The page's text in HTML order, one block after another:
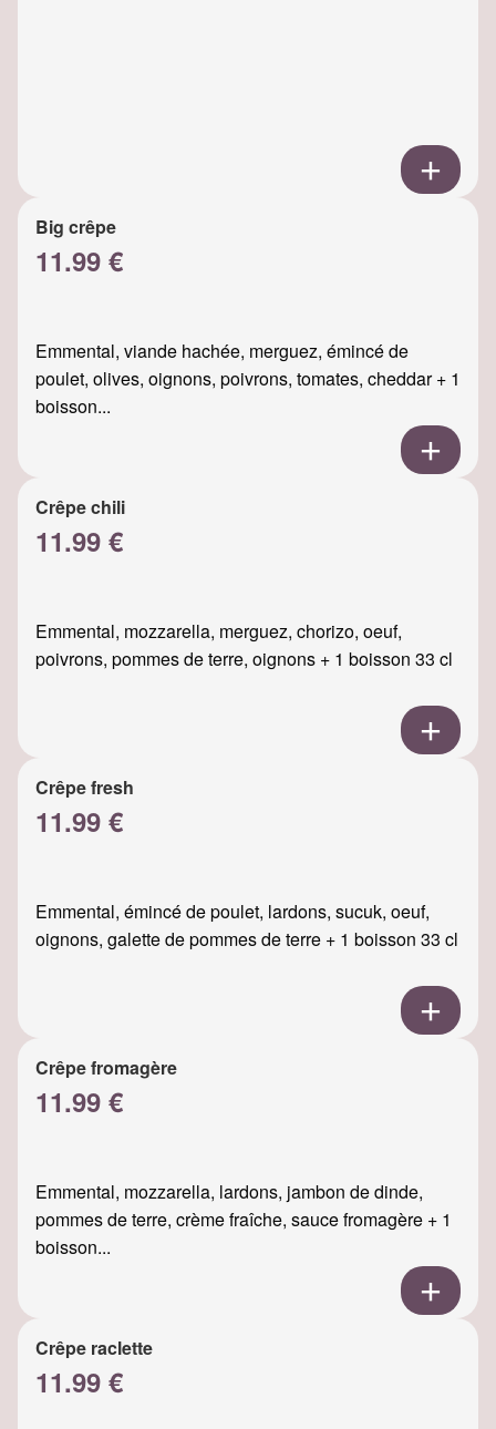
Big crêpe
11.99 €
Emmental, viande hachée, merguez, émincé de
poulet, olives, oignons, poivrons, tomates, cheddar + 1
boisson...
Crêpe chili
11.99 €
Emmental, mozzarella, merguez, chorizo, oeuf,
poivrons, pommes de terre, oignons + 1 boisson 33 cl
Crêpe fresh
11.99 €
Emmental, émincé de poulet, lardons, sucuk, oeuf,
oignons, galette de pommes de terre + 1 boisson 33 cl
Crêpe fromagère
11.99 €
Emmental, mozzarella, lardons, jambon de dinde,
pommes de terre, crème fraîche, sauce fromagère + 1
boisson...
Crêpe raclette
11.99 €